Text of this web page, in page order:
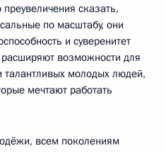
сказать,
по масштабу, они
и суверенитет
возможности для
талантливых молодых людей,
мечтают работать
всем поколениям